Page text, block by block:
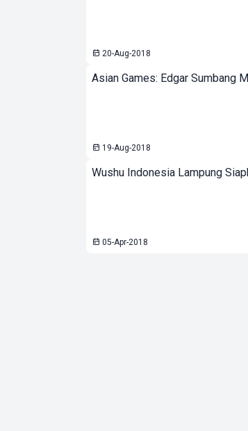
20-Aug-2018
Asian Games: Edgar Sumbang
19-Aug-2018
Wushu Indonesia Lampung
05-Apr-2018